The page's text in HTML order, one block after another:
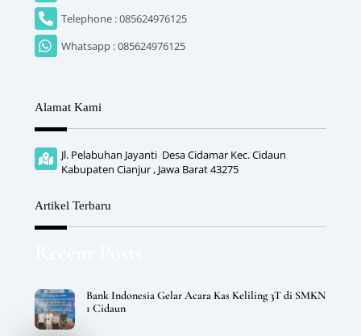
Telephone : 085624976125
Whatsapp : 085624976125
Alamat Kami
Jl. Pelabuhan Jayanti Desa Cidamar Kec. Cidaun
Kabupaten Cianjur , Jawa Barat 43275
Artikel Terbaru
Bank Indonesia Gelar Acara Kas Keliling 3T di SMKN
1 Cidaun